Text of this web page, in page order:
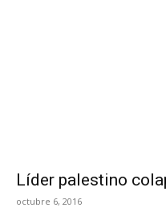
Líder palestino
octubre 6, 2016